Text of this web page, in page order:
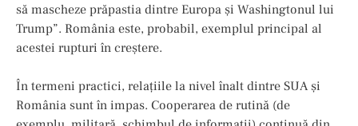
să mascheze prăpastia dintre Europa și Washingtonul lui
Trump”. România este, probabil, exemplul principal al
acestei rupturi în creștere.
În termeni practici, relațiile la nivel înalt dintre SUA și
România sunt în impas. Cooperarea de rutină (de